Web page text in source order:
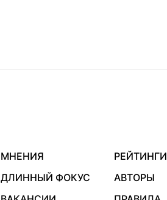
МНЕНИЯ
РЕЙТИНГИ
ДЛИННЫЙ ФОКУС
АВТОРЫ